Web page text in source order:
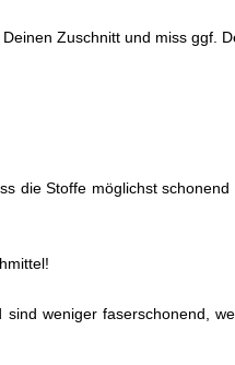
Zuschnitt und miss ggf.
Stoffe möglichst
weniger faserschonend,